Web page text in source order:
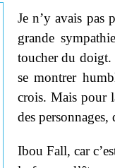
Je n’y avais pas
grande
toucher du doigt.
se montrer
crois. Mais pour
des
Ibou Fall, car